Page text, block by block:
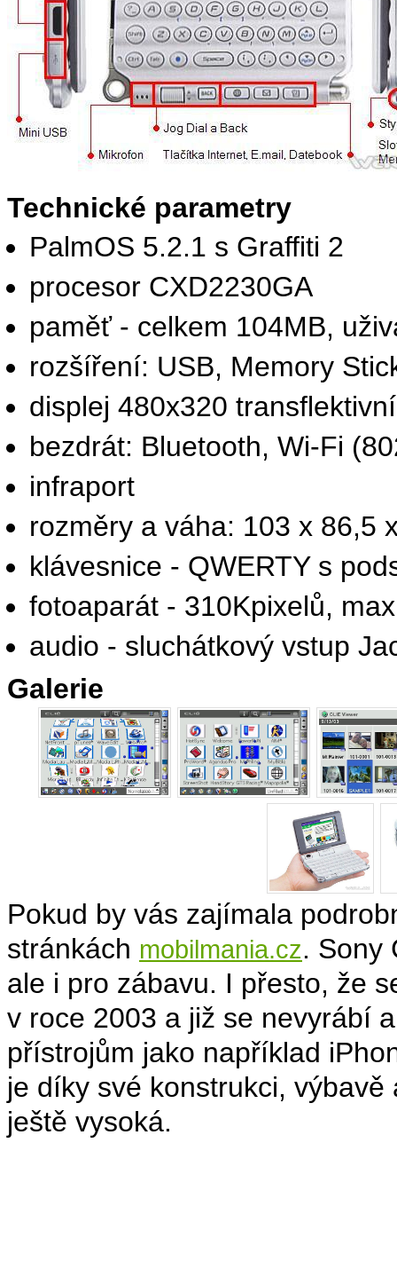
Technické parametry
PalmOS 5.2.1 s Graffiti 2
procesor CXD2230GA
paměť - celkem 104MB,
rozšíření: USB, Memory
displej 480x320
bezdrát: Bluetooth, Wi-Fi
infraport
rozměry a váha: 103 x 86,5
klávesnice - QWERTY s
fotoaparát - 310Kpixelů,
audio - sluchátkový vstup
Galerie
Pokud by vás zajímala
stránkách mobilmania.cz. Sony
ale i pro zábavu. I přesto, že
v roce 2003 a již se nevyrábí
přístrojům jako například
je díky své konstrukci,
ještě vysoká.